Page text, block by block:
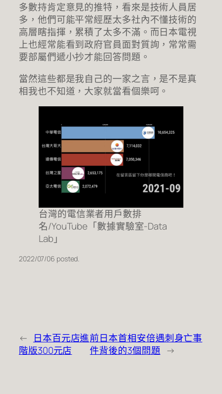
多數持肯定意見的推特，看來是技術人員居
多，他們可能平常經歷太多社內不懂技術的
高層瞎指揮，累積了太多不滿。而日本電視
上也經常能看到政府官員面對質詢，常常需
要部屬們遞小抄才能回答問題。
當然這些都是我自己的一家之言，是不是真
相我也不知道，大家就當看個樂呵。
台灣的電信業者用戶數排
名/YouTube「數據實驗室-Data
Lab」
2022/07/06 posted.
←
日本百元店進
階版300元店
前日本首相安倍遇刺身亡事
件背後的3個問題 →